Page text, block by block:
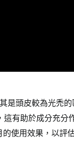
是頭皮較為光禿
有助於成分充分
使用效果，以評